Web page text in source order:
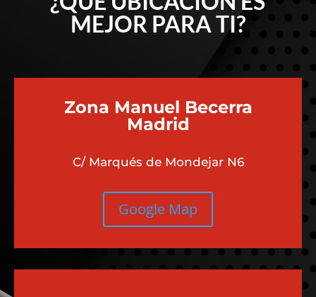
MEJOR PARA TI?
Zona Manuel Becerra
Madrid
C/ Marqués de Mondejar N6
Google Map